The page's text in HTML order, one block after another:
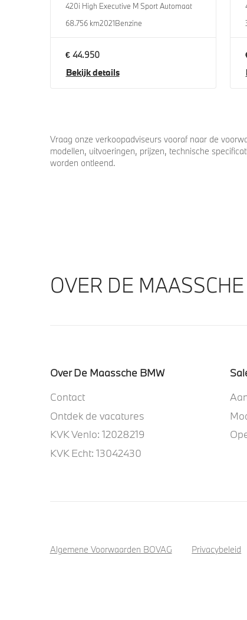
420i High Executive M Sport Automaat
68.756 km2021Benzine
€ 44.950
Bekijk details
Vraag onze verkoopadviseurs vooraf naar de
modellen, uitvoeringen, prijzen, technische
worden ontleend.
OVER DE MAASSCHE
Over De Maassche BMW
Contact
Ontdek de vacatures
KVK Venlo: 12028219
KVK Echt: 13042430
Algemene Voorwaarden BOVAG Privacybeleid